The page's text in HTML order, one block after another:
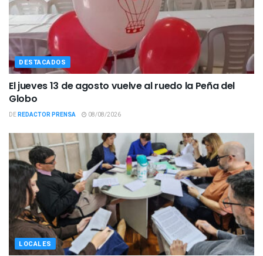
DESTACADOS
El jueves 13 de agosto vuelve al ruedo la Peña del
Globo
DEREDACTOR PRENSA 08/08/2026
LOCALES